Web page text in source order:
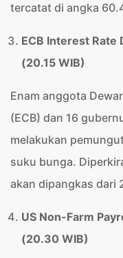
tercatat di angka
ECB Interest Rate
(20.15 WIB)
Enam anggota
(ECB) dan 16
melakukan
suku bunga.
akan dipangkas dari
US Non-Farm
(20.30 WIB)